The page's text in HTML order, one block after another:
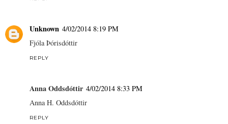
Unknown 4/02/2014 8:19 PM
Fjóla Þórisdóttir
REPLY
Anna Oddsdóttir 4/02/2014 8:33 PM
Anna H. Oddsdóttir
REPLY